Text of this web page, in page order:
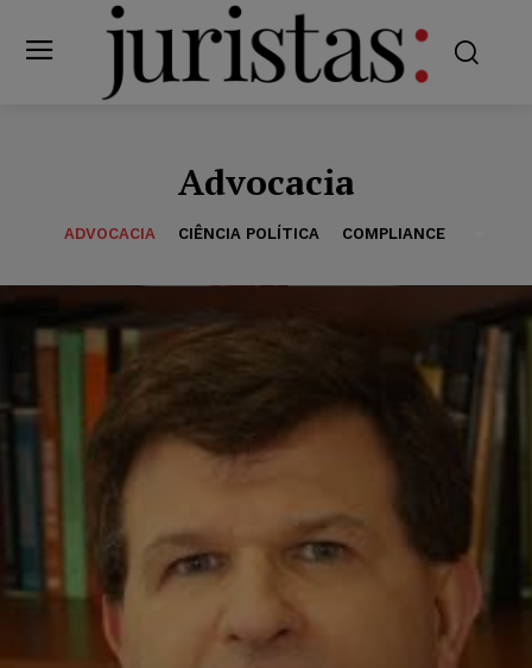
Advocacia
ADVOCACIA CIÊNCIA POLÍTICA COMPLIANCE